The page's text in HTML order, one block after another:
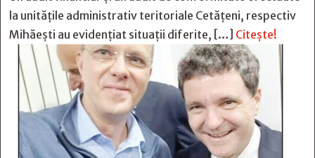
la unitățile administrativ teritoriale Cetățeni, respectiv
Mihăești au evidențiat situații diferite, […] Citește!